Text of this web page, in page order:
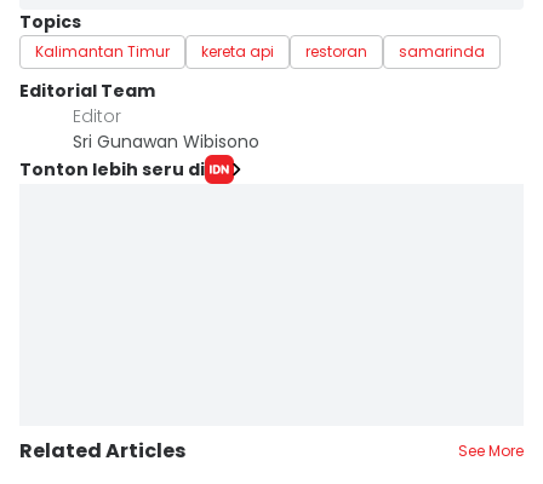
Topics
Kalimantan Timur kereta api restoran samarinda
Editorial Team
Editor
Sri Gunawan Wibisono
Tonton lebih seru di
Related Articles See More